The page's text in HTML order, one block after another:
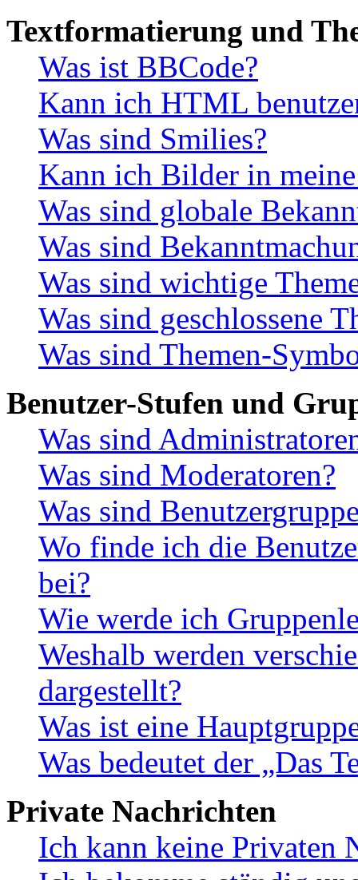
Textformatierung und
Was ist BBCode?
Kann ich HTML
Was sind Smilies?
Kann ich Bilder in
Was sind globale
Was sind
Was sind wichtige
Was sind geschlossene
Was sind Themen-
Benutzer-Stufen und
Was sind
Was sind Moderatoren?
Was sind
Wo finde ich die
bei?
Wie werde ich
Weshalb werden
dargestellt?
Was ist eine
Was bedeutet der „Das
Private Nachrichten
Ich kann keine Privaten